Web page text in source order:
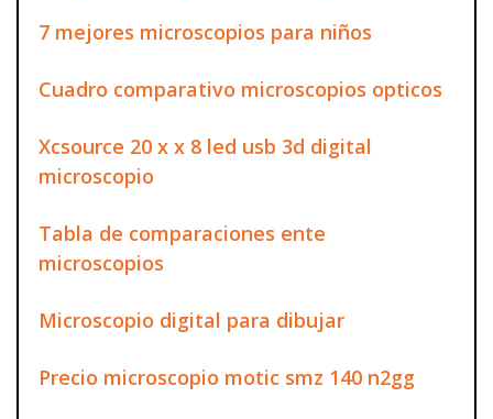
7 mejores microscopios para niños
Cuadro comparativo microscopios opticos
Xcsource 20 x x 8 led usb 3d digital
microscopio
Tabla de comparaciones ente
microscopios
Microscopio digital para dibujar
Precio microscopio motic smz 140 n2gg